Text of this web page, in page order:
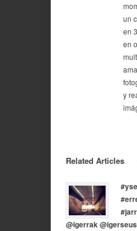
un
en
en
y
Related Articles
@igerrak